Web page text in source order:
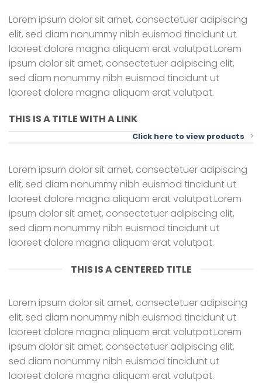
Lorem ipsum dolor sit amet, consectetuer adipiscing
elit, sed diam nonummy nibh euismod tincidunt ut
laoreet dolore magna aliquam erat volutpat.Lorem
ipsum dolor sit amet, consectetuer adipiscing elit,
sed diam nonummy nibh euismod tincidunt ut
laoreet dolore magna aliquam erat volutpat.
THIS IS A TITLE WITH A LINK
Click here to view products
Lorem ipsum dolor sit amet, consectetuer adipiscing
elit, sed diam nonummy nibh euismod tincidunt ut
laoreet dolore magna aliquam erat volutpat.Lorem
ipsum dolor sit amet, consectetuer adipiscing elit,
sed diam nonummy nibh euismod tincidunt ut
laoreet dolore magna aliquam erat volutpat.
THIS IS A CENTERED TITLE
Lorem ipsum dolor sit amet, consectetuer adipiscing
elit, sed diam nonummy nibh euismod tincidunt ut
laoreet dolore magna aliquam erat volutpat.Lorem
ipsum dolor sit amet, consectetuer adipiscing elit,
sed diam nonummy nibh euismod tincidunt ut
laoreet dolore magna aliquam erat volutpat.